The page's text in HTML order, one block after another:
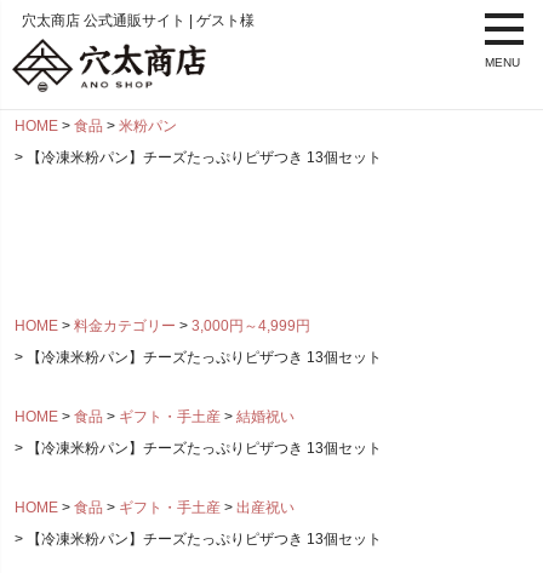
穴太商店 公式通販サイト | ゲスト様
MENU
HOME 食品
米粉パン
【冷凍米粉パン】チーズたっぷりピザつき 13個セット
HOME 料金カテゴリー
3,000円～4,999円
【冷凍米粉パン】チーズたっぷりピザつき 13個セット
HOME 食品 ギフト・手土産
結婚祝い
【冷凍米粉パン】チーズたっぷりピザつき 13個セット
HOME 食品 ギフト・手土産
出産祝い
【冷凍米粉パン】チーズたっぷりピザつき 13個セット